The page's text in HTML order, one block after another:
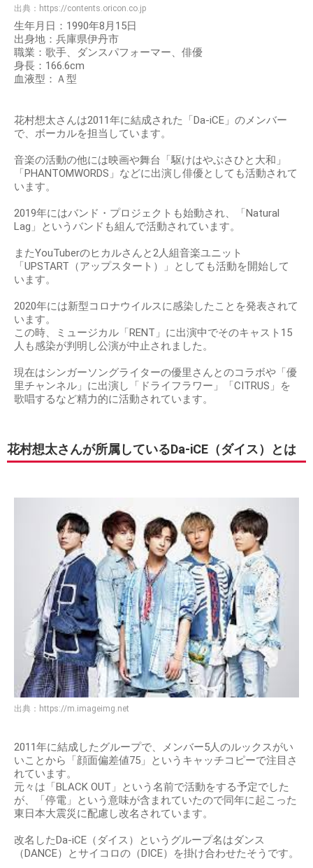
出典： https://contents.oricon.co.jp
生年月日：1990年8月15日
出身地：兵庫県伊丹市
職業：歌手、ダンスパフォーマー、俳優
身長：166.6cm
血液型：Ａ型
花村想太さんは2011年に結成された「Da-iCE」のメンバー
で、ボーカルを担当しています。
音楽の活動の他には映画や舞台「駆けはやぶさひと大和」
「PHANTOMWORDS」などに出演し俳優としても活動されて
います。
2019年にはバンド・プロジェクトも始動され、「Natural
Lag」というバンドも組んで活動されています。
またYouTuberのヒカルさんと2人組音楽ユニット
「UPSTART（アップスタート）」としても活動を開始して
います。
2020年には新型コロナウイルスに感染したことを発表されて
います。
この時、ミュージカル「RENT」に出演中でそのキャスト15
人も感染が判明し公演が中止されました。
現在はシンガーソングライターの優里さんとのコラボや「優
里チャンネル」に出演し「ドライフラワー」「CITRUS」を
歌唱するなど精力的に活動されています。
花村想太さんが所属しているDa-iCE（ダイス）とは
出典： https://m.imageimg.net
2011年に結成したグループで、メンバー5人のルックスがい
いことから「顔面偏差値75」というキャッチコピーで注目さ
れています。
元々は「BLACK OUT」という名前で活動をする予定でした
が、「停電」という意味が含まれていたので同年に起こった
東日本大震災に配慮し改名されています。
改名したDa-iCE（ダイス）というグループ名はダンス
（DANCE）とサイコロの（DICE）を掛け合わせたそうです。